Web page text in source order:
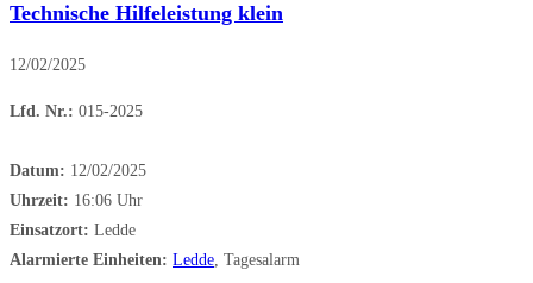
Technische Hilfeleistung klein
12/02/2025
Lfd. Nr.: 015-2025
Datum: 12/02/2025
Uhrzeit: 16:06 Uhr
Einsatzort: Ledde
Alarmierte Einheiten: Ledde, Tagesalarm